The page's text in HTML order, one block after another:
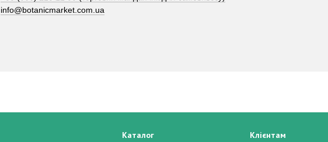
info@botanicmarket.com.ua
Каталог Клієнтам